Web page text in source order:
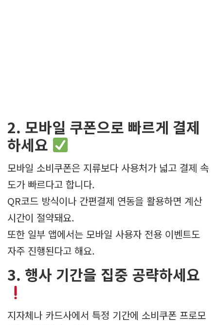
2. 모바일 쿠폰으로 빠르게 결제
하세요
모바일 소비쿠폰은 지류보다 사용처가 넓고 결제 속
도가 빠르다고 합니다.
QR코드 방식이나 간편결제 연동을 활용하면 계산
시간이 절약돼요.
또한 일부 앱에서는 모바일 사용자 전용 이벤트도
자주 진행된다고 해요.
3. 행사 기간을 집중 공략하세요
지자체나 카드사에서 특정 기간에 소비쿠폰 프로모